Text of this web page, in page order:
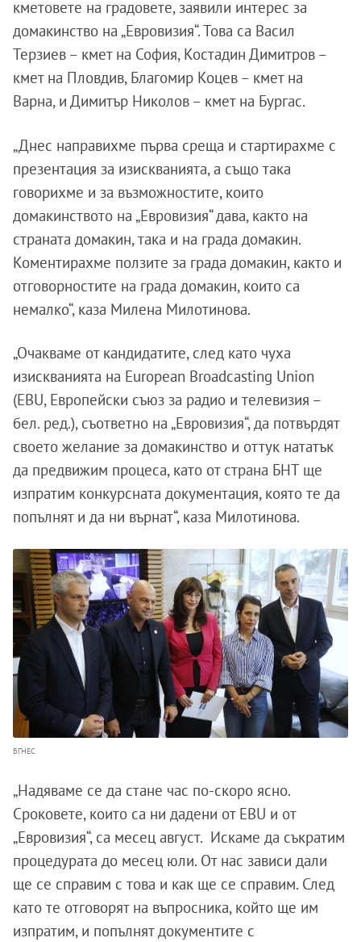
кметовете на градовете, заявили интерес за
домакинство на „Евровизия“. Това са Васил
Терзиев – кмет на София, Костадин Димитров –
кмет на Пловдив, Благомир Коцев – кмет на
Варна, и Димитър Николов – кмет на Бургас.
„Днес направихме първа среща и стартирахме с
презентация за изискванията, а също така
говорихме и за възможностите, които
домакинството на „Евровизия“ дава, както на
страната домакин, така и на града домакин.
Коментирахме ползите за града домакин, както и
отговорностите на града домакин, които са
немалко“, каза Милена Милотинова.
„Очакваме от кандидатите, след като чуха
изискванията на European Broadcasting Union
(EBU, Европейски съюз за радио и телевизия –
бел. ред.), съответно на „Евровизия“, да потвърдят
своето желание за домакинство и оттук нататък
да предвижим процеса, като от страна БНТ ще
изпратим конкурсната документация, която те да
попълнят и да ни върнат“, каза Милотинова.
БГНЕС
„Надяваме се да стане час по-скоро ясно.
Сроковете, които са ни дадени от EBU и от
„Евровизия“, са месец август. Искаме да съкратим
процедурата до месец юли. От нас зависи дали
ще се справим с това и как ще се справим. След
като те отговорят на въпросника, който ще им
изпратим, и попълнят документите с